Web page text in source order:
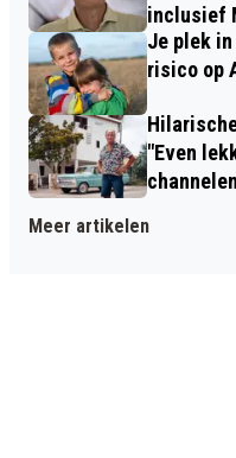
inclusief
Je plek
risico op
"Even
Meer artikelen